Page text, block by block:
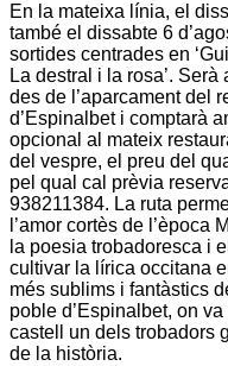
En la mateixa línia, el
també el dissabte 6
sortides centrades en
La destral i la rosa’.
des de l’aparcament del
d’Espinalbet i comptarà
opcional al mateix
del vespre, el preu del
pel qual cal prèvia
938211384. La ruta
l’amor cortès de l’època
la poesia trobadoresca i
cultivar la lírica occitana
més sublims i fantàstics
poble d’Espinalbet, on
castell un dels trobadors
de la història.